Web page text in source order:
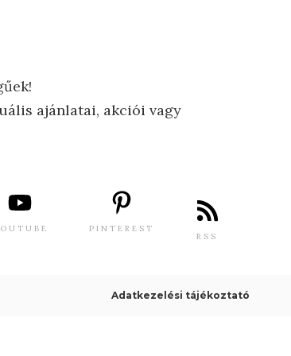
ajánlatai, akciói vagy
PINTEREST
RSS
Adatkezelési tájékoztató